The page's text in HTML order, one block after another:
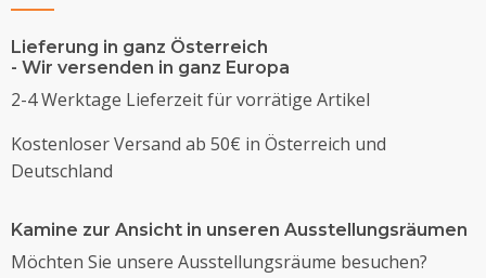
Lieferung in ganz Österreich
- Wir versenden in ganz Europa
2-4 Werktage Lieferzeit für vorrätige Artikel
Kostenloser Versand ab 50€ in Österreich und
Deutschland
Kamine zur Ansicht in unseren Ausstellungsräumen
Möchten Sie unsere Ausstellungsräume besuchen?